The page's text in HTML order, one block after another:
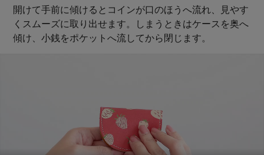
開けて手前に傾けるとコインが口のほうへ流れ、見やす
くスムーズに取り出せます。しまうときはケースを奥へ
傾け、小銭をポケットへ流してから閉じます。